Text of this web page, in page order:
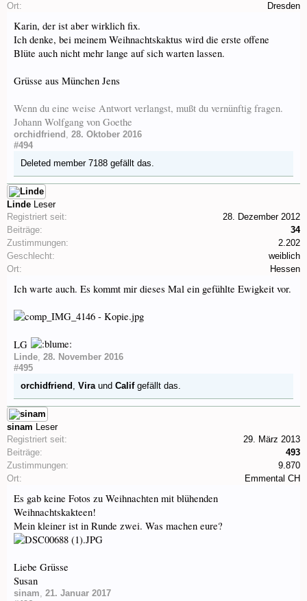
Ort:
Dresden
Karin, der ist aber wirklich fix.
Ich denke, bei meinem Weihnachtskaktus wird die erste offene
Blüte auch nicht mehr lange auf sich warten lassen.
Grüsse aus München Jens
Wenn du eine weise Antwort verlangst, mußt du vernünftig fragen.
Johann Wolfgang von Goethe
orchidfriend , 28. Oktober 2016
#494
Deleted member 7188 gefällt das.
Linde Leser
Registriert seit:
28. Dezember 2012
Beiträge:
34
Zustimmungen:
2.202
Geschlecht:
weiblich
Ort:
Hessen
Ich warte auch. Es kommt mir dieses Mal ein gefühlte Ewigkeit vor.
LG
Linde, 28. November 2016
#495
orchidfriend , Viraund Califgefällt das.
sinam Leser
Registriert seit:
29. März 2013
Beiträge:
493
Zustimmungen:
9.870
Ort:
Emmental CH
Es gab keine Fotos zu Weihnachten mit blühenden
Weihnachtskakteen!
Mein kleiner ist in Runde zwei. Was machen eure?
Liebe Grüsse
Susan
sinam, 21. Januar 2017